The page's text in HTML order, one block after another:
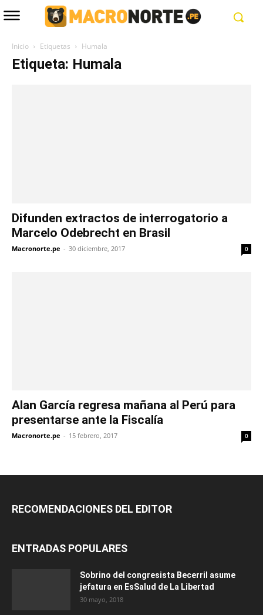
Inicio Etiquetas Humala
Etiqueta: Humala
Difunden extractos de interrogatorio a
Marcelo Odebrecht en Brasil
Macronorte.pe - 30 diciembre, 2017 0
Alan García regresa mañana al Perú para
presentarse ante la Fiscalía
Macronorte.pe - 15 febrero, 2017 0
RECOMENDACIONES DEL EDITOR
ENTRADAS POPULARES
Sobrino del congresista Becerril asume
jefatura en EsSalud de La Libertad
30 mayo, 2018